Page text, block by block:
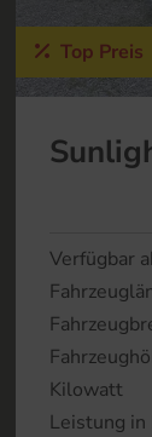
Top Preis
Verfügbar
Kilowatt
Leistung in